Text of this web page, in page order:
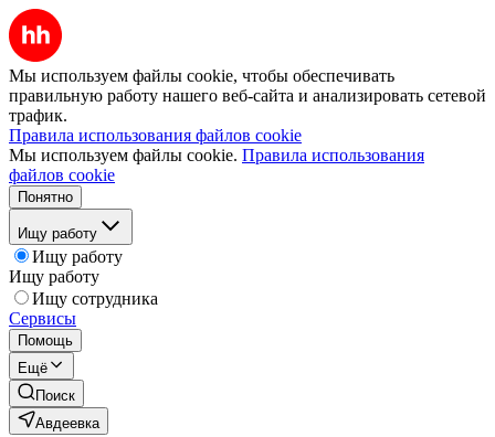
Мы используем файлы cookie, чтобы обеспечивать
правильную работу нашего веб-сайта и анализировать сетевой
трафик.
Правила использования файлов cookie
Мы используем файлы cookie. Правила использования
файлов cookie
Понятно
Ищу работу
Ищу работу
Ищу работу
Ищу сотрудника
Сервисы
Помощь
Ещё
Поиск
Авдеевка